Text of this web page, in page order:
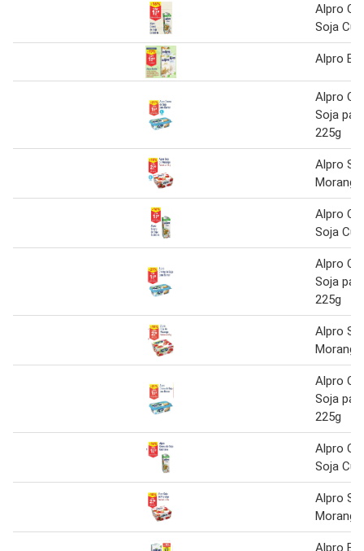
Alpro
Soja
Alpro
Alpro
Soja
225g
Alpro
Alpro
Soja
Alpro
Soja
225g
Alpro
Alpro
Soja
225g
Alpro
Soja
Alpro
Alpro